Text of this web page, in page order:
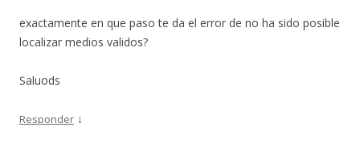
exactamente en que paso te da el error de no ha sido posible
localizar medios validos?
Saluods
Responder ↓